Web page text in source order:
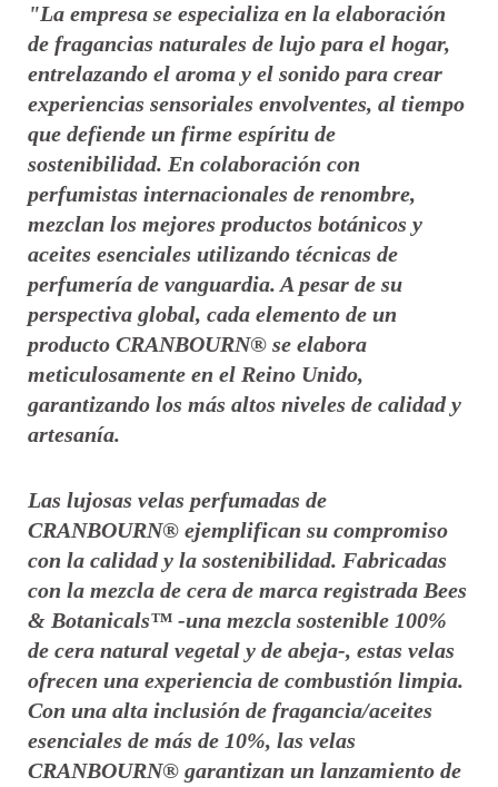
"La empresa se especializa en la elaboración
de fragancias naturales de lujo para el hogar,
entrelazando el aroma y el sonido para crear
experiencias sensoriales envolventes, al tiempo
que defiende un firme espíritu de
sostenibilidad. En colaboración con
perfumistas internacionales de renombre,
mezclan los mejores productos botánicos y
aceites esenciales utilizando técnicas de
perfumería de vanguardia. A pesar de su
perspectiva global, cada elemento de un
producto CRANBOURN® se elabora
meticulosamente en el Reino Unido,
garantizando los más altos niveles de calidad y
artesanía.
Las lujosas velas perfumadas de
CRANBOURN® ejemplifican su compromiso
con la calidad y la sostenibilidad. Fabricadas
con la mezcla de cera de marca registrada Bees
& Botanicals™ -una mezcla sostenible 100%
de cera natural vegetal y de abeja-, estas velas
ofrecen una experiencia de combustión limpia.
Con una alta inclusión de fragancia/aceites
esenciales de más de 10%, las velas
CRANBOURN® garantizan un lanzamiento de